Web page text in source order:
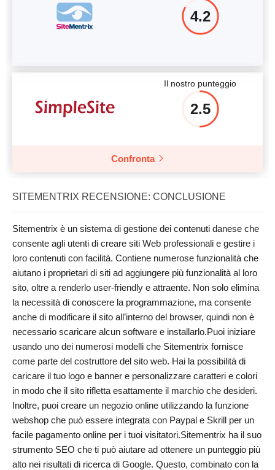
4.2
Il nostro punteggio
2.5
Confronta
SITEMENTRIX RECENSIONE: CONCLUSIONE
Sitementrix è un sistema di gestione dei contenuti danese che
consente agli utenti di creare siti Web professionali e gestire i
loro contenuti con facilità. Contiene numerose funzionalità che
aiutano i proprietari di siti ad aggiungere più funzionalità al loro
sito, oltre a renderlo user-friendly e attraente. Non solo elimina
la necessità di conoscere la programmazione, ma consente
anche di modificare il sito all’interno del browser, quindi non è
necessario scaricare alcun software e installarlo.Puoi iniziare
usando uno dei numerosi modelli che Sitementrix fornisce
come parte del costruttore del sito web. Hai la possibilità di
caricare il tuo logo e banner e personalizzare caratteri e colori
in modo che il sito rifletta esattamente il marchio che desideri.
Inoltre, puoi creare un negozio online utilizzando la funzione
webshop che può essere integrata con Paypal e Skrill per un
facile pagamento online per i tuoi visitatori.Sitementrix ha il suo
strumento SEO che ti può aiutare ad ottenere un punteggio più
alto nei risultati di ricerca di Google. Questo, combinato con la